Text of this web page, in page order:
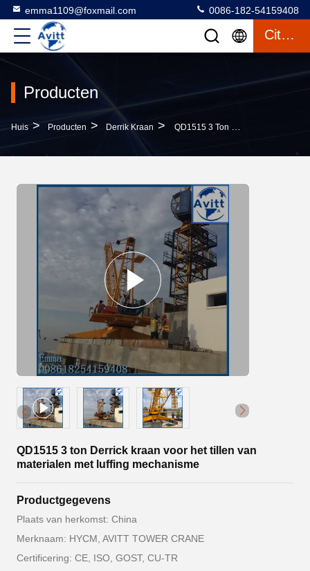
emma1109@foxmail.com 0086-182-54159408
Citaat
Producten
Huis > Producten > Derrik Kraan > QD1515 3 Ton Derrick Kraan Voor Het Tillen Van Materialen Met Luffing Mechanisme
QD1515 3 ton Derrick kraan voor het tillen van
materialen met luffing mechanisme
Productgegevens
Plaats van herkomst: China
Merknaam: HYCM, AVITT TOWER CRANE
Certificering: CE, ISO, GOST, CU-TR